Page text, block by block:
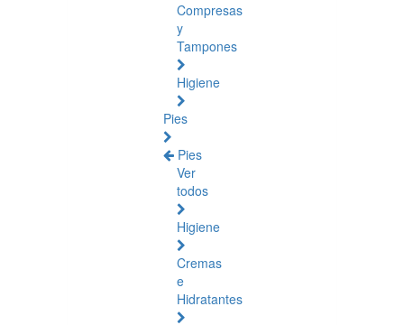
Compresas
y
Tampones
Higiene
Pies
Pies
Ver
todos
Higiene
Cremas
e
Hidratantes